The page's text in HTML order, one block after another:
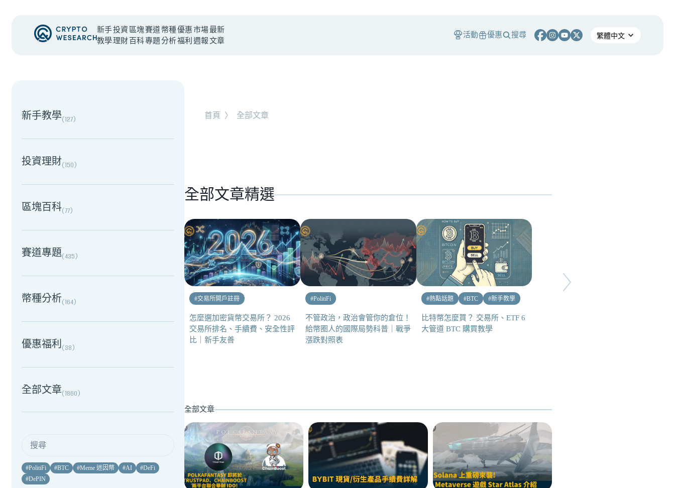
新手
教學
投資
理財
區塊
百科
賽道
專題
幣種
分析
優惠
福利
市場
週報
最新
文章
活動 優惠 搜尋
NEW EVENT
NEW EVENT
新手教學(127)
投資理財(150)
區塊百科(77)
賽道專題(435)
幣種分析(164)
優惠福利(38)
全部文章(1860)
#PolitiFi #BTC #Meme 迷因幣 #AI #DeFi
#DePIN
首頁 〉 全部文章
全部文章精選
#交易所開戶註冊
怎麼選加密貨幣交易所？ 2026
交易所排名、手續費、安全性評
比｜新手友善
#PolitiFi
不管政治，政治會管你的倉位！
給幣圈人的國際局勢科普｜戰爭
漲跌對照表
#熱點話題 #BTC #新手教學
比特幣怎麼買？ 交易所、ETF 6
大管道 BTC 購買教學
全部文章